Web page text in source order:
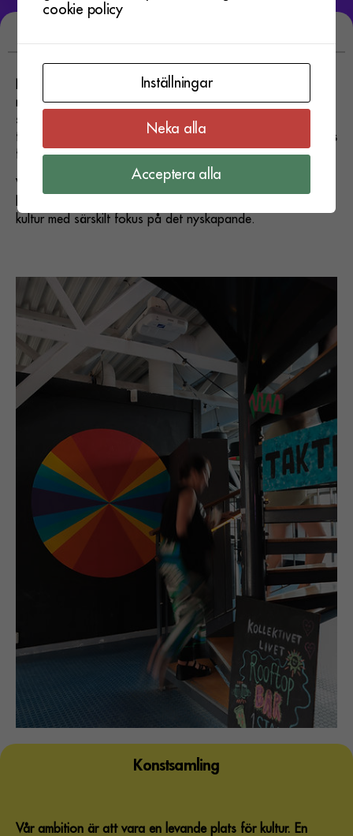
På Stadsgårdsterminalen är konsten i alla dess former
något som vi vill främja. Utöver den programmerade
scenkonsten som sker på husets olika scener, försöker vi ta
tillvara på alla mellanrum och ytor som finns för att ge plats
för så mycket konst som möjligt.
Vi kom in i huset med visionen att tillföra staden ett till
kultur med särskilt fokus på det nyskapande.
Konstsamling
Vår ambition är att vara en levande plats för kultur. En
cookie policy
Inställningar
Neka alla
Acceptera alla